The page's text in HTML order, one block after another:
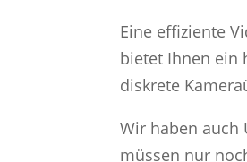
Eine effiziente
bietet Ihnen ein
diskrete
Wir haben auch
müssen nur